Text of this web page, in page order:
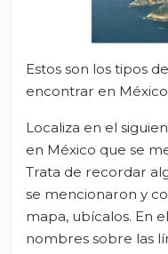
Estos son los tipos
encontrar en
Localiza en el
en México que se
Trata de recordar
se mencionaron y
mapa, ubícalos. En
nombres sobre las